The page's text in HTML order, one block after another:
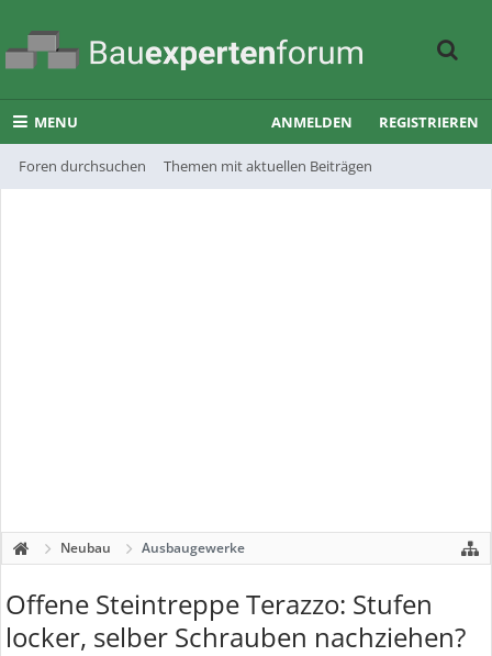
MENU
Foren durchsuchen Themen mit aktuellen Beiträgen
ANMELDEN REGISTRIEREN
Neubau Ausbaugewerke
Offene Steintreppe Terazzo: Stufen
locker, selber Schrauben nachziehen?